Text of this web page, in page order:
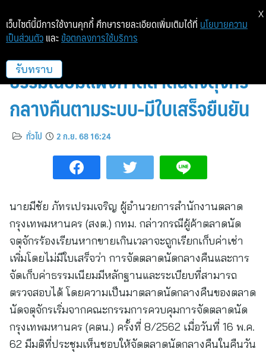
สำนักงานตลาด กทม. แจงเก็บค่า
ธรรมเนียมแผงค้าตลาดนัดจตุจักร
กลางคืนตามระบบ-มีใบเสร็จยืนยัน
ทั่วไป 2 ก.ย. 68 16:24
นายมีชัย ภัทรเปรมเจริญ ผู้อำนวยการสำนักงานตลาด
กรุงเทพมหานคร (สงต.) กทม. กล่าวกรณีผู้ค้าตลาดนัด
จตุจักรร้องเรียนหากขายเกินเวลาจะถูกเรียกเก็บค่าเช่า
เพิ่มโดยไม่มีใบเสร็จว่า การจัดตลาดนัดกลางคืนและการ
จัดเก็บค่าธรรมเนียมมีหลักฐานและระเบียบที่สามารถ
ตรวจสอบได้ โดยความเป็นมาตลาดนัดกลางคืนของตลาด
นัดจตุจักรเริ่มจากคณะกรรมการควบคุมการจัดตลาดนัด
กรุงเทพมหานคร (คตน.) ครั้งที่ 8/2562 เมื่อวันที่ 16 พ.ค.
62 มีมติที่ประชุมเห็นชอบให้จัดตลาดนัดกลางคืนในคืนวัน
เว็บไซต์นี้มีการใช้งานคุกกี้ ศึกษารายละเอียดเพิ่มเติมได้ที่ นโยบายความ
เป็นส่วนตัว และ ข้อตกลงการใช้บริการ
รับทราบ
X